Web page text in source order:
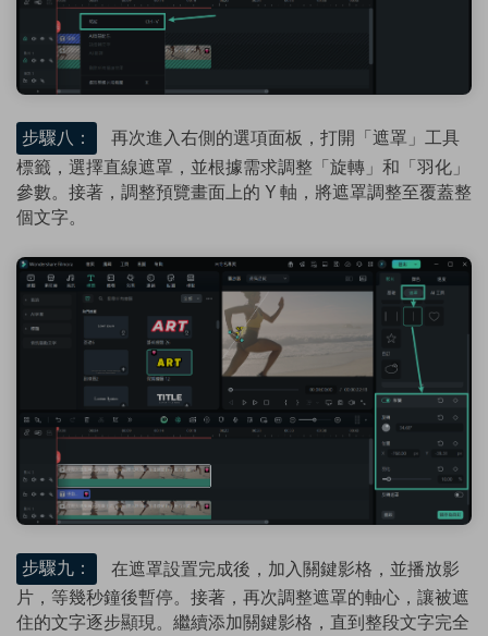
步驟八：
再次進入右側的選項面板，打開「遮罩」工具
標籤，選擇直線遮罩，並根據需求調整「旋轉」和「羽化」
參數。接著，調整預覽畫面上的 Y 軸，將遮罩調整至覆蓋整
個文字。
步驟九：
在遮罩設置完成後，加入關鍵影格，並播放影
片，等幾秒鐘後暫停。接著，再次調整遮罩的軸心，讓被遮
住的文字逐步顯現。繼續添加關鍵影格，直到整段文字完全